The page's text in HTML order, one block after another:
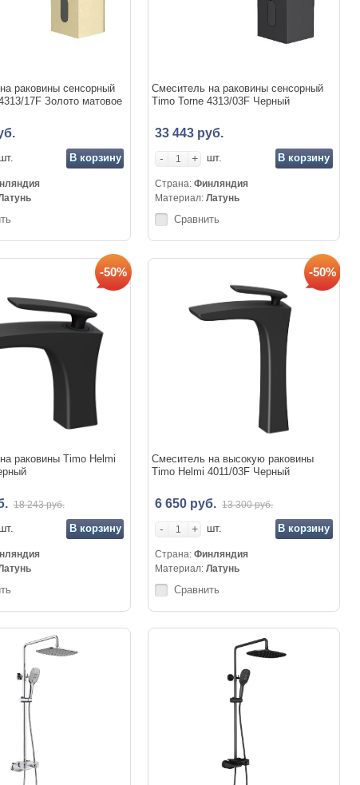
раковины сенсорный
17F Золото матовое
шт. В корзину
Смеситель на раковины сенсорный
Timo Torne 4313/03F Черный
33 443 руб.
- + шт. В корзину
Страна:Финляндия
Материал:Латунь
Сравнить
-50%
раковины Timo Helmi
18 243 руб.
шт. В корзину
-50%
Смеситель на высокую раковины
Timo Helmi 4011/03F Черный
6 650 руб. 13 300 руб.
- + шт. В корзину
Страна:Финляндия
Материал:Латунь
Сравнить